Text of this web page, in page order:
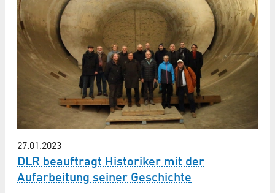
27.01.2023
DLR beauftragt Historiker mit der
Aufarbeitung seiner Geschichte